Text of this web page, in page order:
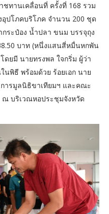
ชทานเคลื่อนที่ ครั้งที่ 168 รวม
ปโภคบริโภค จำนวน 200 ชุด
ระป๋อง น้ำปลา ขนม บรรจุถุง
บาท (หนึ่งแสนสี่หมื่นหกพัน
ยมี นายทรงพล ใจกริ่ม ผู้ว่า
นพิธี พร้อมด้วย ร้อยเอก นาย
ารมูลนิธิขาเทียมฯ และคณะ
ณ บริเวณหอประชุมจังหวัด